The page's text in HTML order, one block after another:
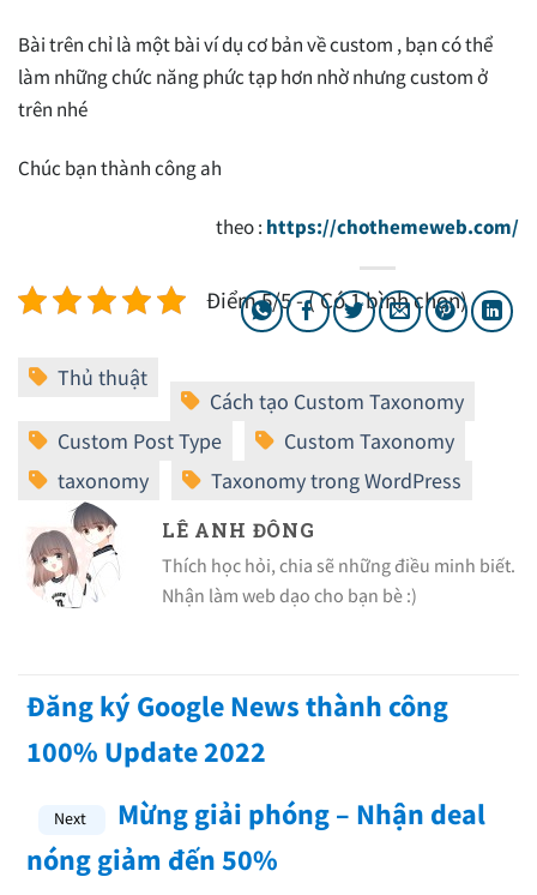
Bài trên chỉ là một bài ví dụ cơ bản về custom , bạn có thể
làm những chức năng phức tạp hơn nhờ nhưng custom ở
trên nhé
Chúc bạn thành công ah
theo : https://chothemeweb.com/
Điểm 5/5 - ( Có 1 bình chọn)
LÊ ANH ĐÔNG
Thích học hỏi, chia sẽ những điều minh biết.
Nhận làm web dạo cho bạn bè :)
Đăng ký Google News thành công
100% Update 2022
Mừng giải phóng – Nhận deal
nóng giảm đến 50%